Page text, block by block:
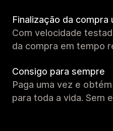
Finalização da compra
Com velocidade
da compra em tempo
Consigo para sempre
Paga uma vez e
para toda a vida. Sem